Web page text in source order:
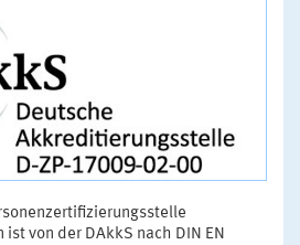
von der DAkkS nach DIN EN